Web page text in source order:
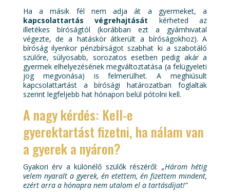
Ha a másik fél nem adja át a gyermeket, a
kapcsolattartás végrehajtását kérheted az
illetékes bíróságtól (korábban ezt a gyámhivatal
végezte, de a hatáskör átkerült a bíróságokhoz). A
bíróság ilyenkor pénzbírságot szabhat ki a szabotáló
szülőre, súlyosabb, sorozatos esetben pedig akár a
gyermek elhelyezésének megváltoztatása (a felügyeleti
jog megvonása) is felmerülhet. A meghiúsult
kapcsolattartást a bírósági határozatban foglaltak
szerint legfeljebb hat hónapon belül pótolni kell.
A nagy kérdés: Kell-e
gyerektartást fizetni, ha nálam van
a gyerek a nyáron?
Gyakori érv a különélő szülők részéről: „Három hétig
velem nyaralt a gyerek, én etettem, én fizettem mindent,
ezért arra a hónapra nem utalom el a tartásdíjat!”